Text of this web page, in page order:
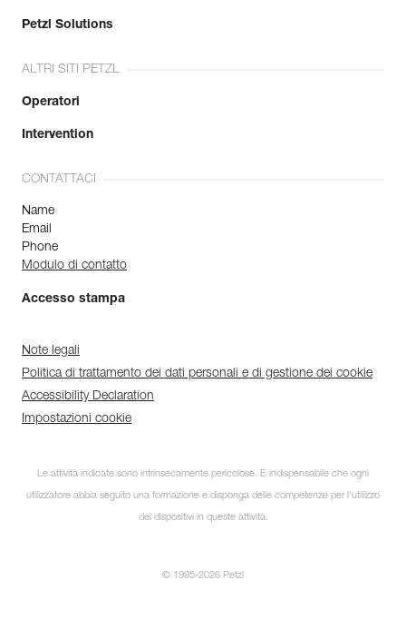
Petzl Solutions
ALTRI SITI PETZL
Operatori
Intervention
CONTATTACI
Name
Email
Phone
Modulo di contatto
Accesso stampa
Note legali
Politica di trattamento dei dati personali e di gestione dei cookie
Accessibility Declaration
Impostazioni cookie
Le attività indicate sono intrinsecamente pericolose. È indispensabile che ogni
utilizzatore abbia seguito una formazione e disponga delle competenze per l’utilizzo
dei dispositivi in queste attività.
© 1995-2026 Petzl